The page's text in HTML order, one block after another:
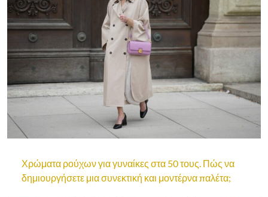
Χρώματα ρούχων για γυναίκες στα 50 τους. Πώς να
δημιουργήσετε μια συνεκτική και μοντέρνα παλέτα;